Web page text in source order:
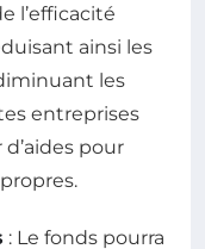
l’efficacité
ainsi les
les
entreprises
pour
: Le fonds pourra